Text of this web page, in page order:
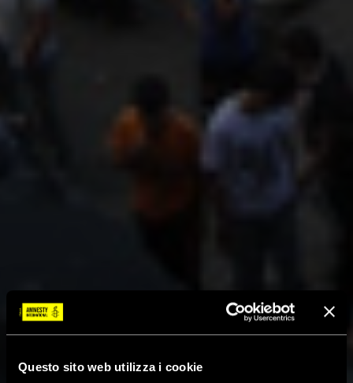
Questo sito web utilizza i cookie